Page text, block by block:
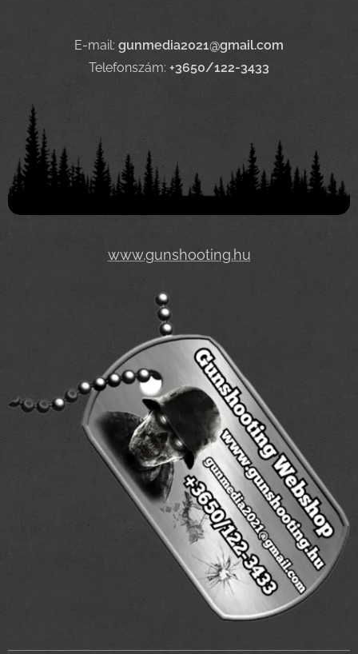
E-mail: gunmedia2021@gmail.com
Telefonszám: +3650/122-3433
www.gunshooting.hu